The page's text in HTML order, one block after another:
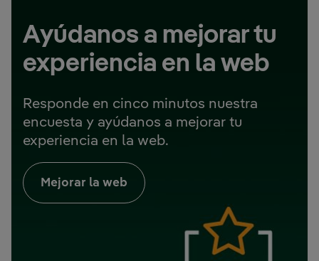
Ayúdanos a mejorar tu
experiencia en la web
Responde en cinco minutos nuestra
encuesta y ayúdanos a mejorar tu
experiencia en la web.
Mejorar la web